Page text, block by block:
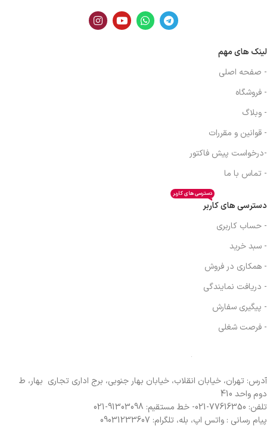
لینک های مهم
- صفحه اصلی
- فروشگاه
- وبلاگ
- قوانین و مقررات
-درخواست پیش فاکتور
- تماس با ما
دسترسی های کاربر
دسترسی های کاربر
- حساب کاربری
- سبد خرید
- همکاری در فروش
- دریافت نمایندگی
- پیگیری سفارش
- فرصت شغلی
آدرس: تهران، خیابان انقلاب، خیابان بهار جنوبی، برج اداری تجاری بهار، ط
دوم واحد 410
تلفن: 77616350-021- خط مستقیم: 91303098-021
پیام رسانی : واتس اپ، بله، تلگرام: 09031233607